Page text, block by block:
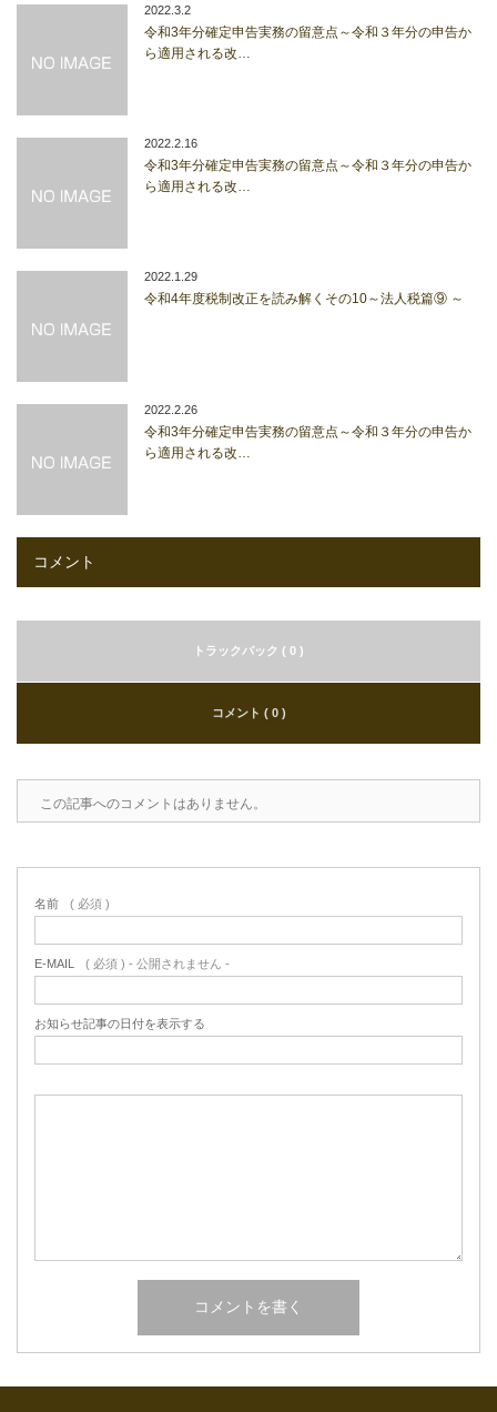
2022.3.2
令和3年分確定申告実務の留意点～令和３年分の申告か
ら適用される改…
2022.2.16
令和3年分確定申告実務の留意点～令和３年分の申告か
ら適用される改…
2022.1.29
令和4年度税制改正を読み解くその10～法人税篇⑨ ～
2022.2.26
令和3年分確定申告実務の留意点～令和３年分の申告か
ら適用される改…
コメント
トラックバック ( 0 )
コメント ( 0 )
この記事へのコメントはありません。
名前 ( 必須 )
E-MAIL ( 必須 ) - 公開されません -
お知らせ記事の日付を表示する